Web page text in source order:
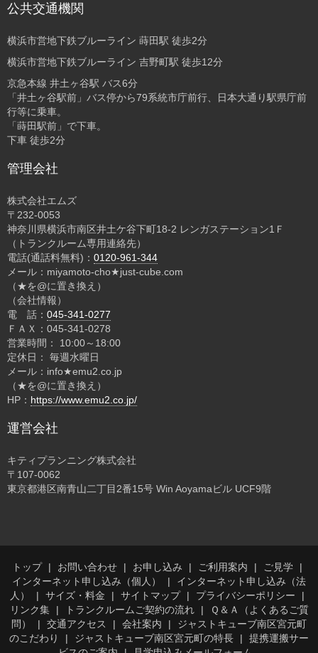
公共交通機関
横浜市営地下鉄ブルーライン 蒔田駅 徒歩2分
横浜市営地下鉄ブルーライン 吉野町駅 徒歩12分
京急本線 井土ヶ谷駅 バス6分
「井土ヶ谷駅前」バス停から79系統市庁前行、日本大通り駅県庁前
行等に乗車。
「蒔田駅前」で下車。
下車 徒歩2分
管理会社
株式会社エムズ
〒232-0053
神奈川県横浜市南区井土ケ谷下町18-2 レンガステーション1Ｆ
（トランクルーム専用連絡先）
電話(通話料無料)： 0120-961-344
メール：miyamoto-cho★just-cube.com
（★を@に置き換え）
（会社情報）
電 話： 045-341-0277
ＦＡＸ：045-341-0278
営業時間： 10:00～18:00
定休日： 毎週水曜日
メール：info★emu2.co.jp
（★を@に置き換え）
HP： https://www.emu2.co.jp/
運営会社
キティプランニング株式会社
〒107-0062
東京都港区南青山二丁目2番15号 Win Aoyamaビル UCF9階
トップ お問い合わせ お申し込み ご利用案内
ご見学
インターネット申し込み（個人）
インターネット申し込み（法
人）
サイズ・料金 サイトマップ
プライバシーポリシー
リンク集
トランクルームご契約の流れ
Ｑ＆Ａ（よくあるご質
問）
交通アクセス 会社案内
ジャストキューブ南区宮元町
のこだわり
ジャストキューブ南区宮元町の特長
提携運搬サー